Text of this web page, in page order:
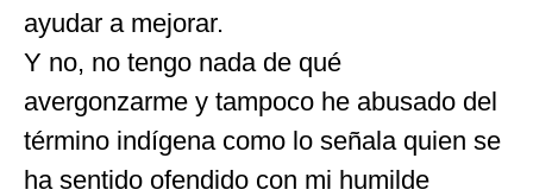
ayudar a mejorar.
Y no, no tengo nada de qué
avergonzarme y tampoco he abusado del
término indígena como lo señala quien se
ha sentido ofendido con mi humilde